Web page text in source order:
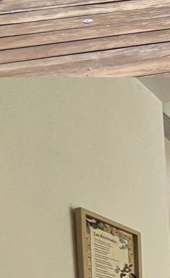
7 chambres, la maison a été
son intimité. Les chambres,
entre 20 et 34 m2, constituent de
la plupart : 5 d'entre elles disposent
et WC, ce qui en fait un bien
à l'accueil d'hôtes ou à la vie d'une
l'ensemble, ainsi que des
répartis de façon fonctionnelle sur
au rendez-vous côté technique,
individuel au fioul et une
assurée par chaudière. Les
renforcent l'isolation et le bien-être
présence de la fibre optique permet
aux besoins numériques actuels,
ou les loisirs. La qualité
associée à un diagnostic de